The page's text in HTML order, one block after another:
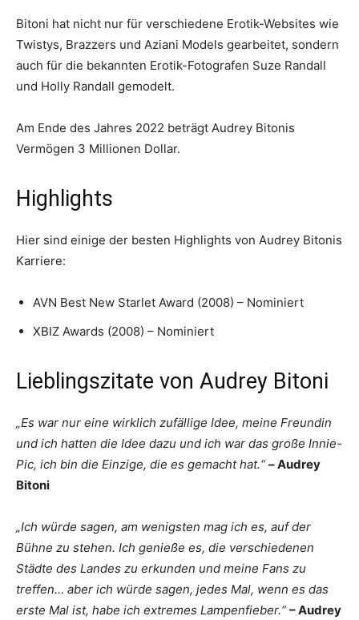
Bitoni hat nicht nur für verschiedene Erotik-Websites wie
Twistys, Brazzers und Aziani Models gearbeitet, sondern
auch für die bekannten Erotik-Fotografen Suze Randall
und Holly Randall gemodelt.
Am Ende des Jahres 2022 beträgt Audrey Bitonis
Vermögen 3 Millionen Dollar.
Highlights
Hier sind einige der besten Highlights von Audrey Bitonis
Karriere:
AVN Best New Starlet Award (2008) – Nominiert
XBIZ Awards (2008) – Nominiert
Lieblingszitate von Audrey Bitoni
„Es war nur eine wirklich zufällige Idee, meine Freundin
und ich hatten die Idee dazu und ich war das große Innie-
Pic, ich bin die Einzige, die es gemacht hat.“–Audrey
Bitoni
„Ich würde sagen, am wenigsten mag ich es, auf der
Bühne zu stehen. Ich genieße es, die verschiedenen
Städte des Landes zu erkunden und meine Fans zu
treffen… aber ich würde sagen, jedes Mal, wenn es das
erste Mal ist, habe ich extremes Lampenfieber.“– Audrey